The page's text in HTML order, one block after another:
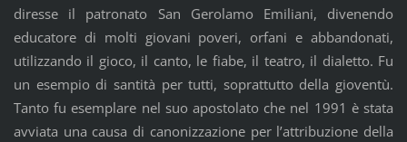
diresse il patronato San Gerolamo Emiliani, divenendo
educatore di molti giovani poveri, orfani e abbandonati,
utilizzando il gioco, il canto, le fiabe, il teatro, il dialetto. Fu
un esempio di santità per tutti, soprattutto della gioventù.
Tanto fu esemplare nel suo apostolato che nel 1991 è stata
avviata una causa di canonizzazione per l’attribuzione della